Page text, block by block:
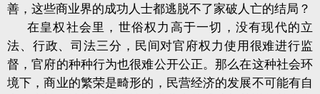
善，这些商业界的成功人士都逃脱不了家破人亡的结局？
在皇权社会里，世俗权力高于一切，没有现代的立
法、行政、司法三分，民间对官府权力使用很难进行监
督，官府的种种行为也很难公开公正。那么在这种社会环
境下，商业的繁荣是畸形的，民营经济的发展不可能有自